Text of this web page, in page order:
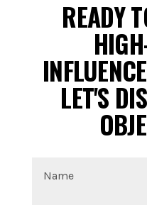
READY
LET'S